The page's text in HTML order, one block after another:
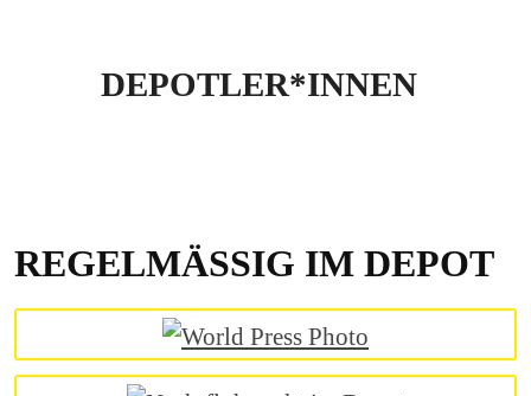
DEPOTLER*INNEN
REGELMÄSSIG IM DEPOT